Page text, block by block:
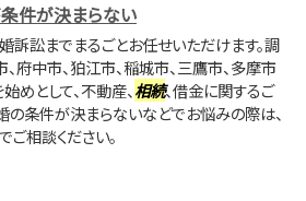
件が決まらない
訴訟までまるごとお任せいただけます。調
府中市、狛江市、稲城市、三鷹市、多摩市
めとして、不動産、相続、借金に関するご
の条件が決まらないなどでお悩みの際は、
相談ください。